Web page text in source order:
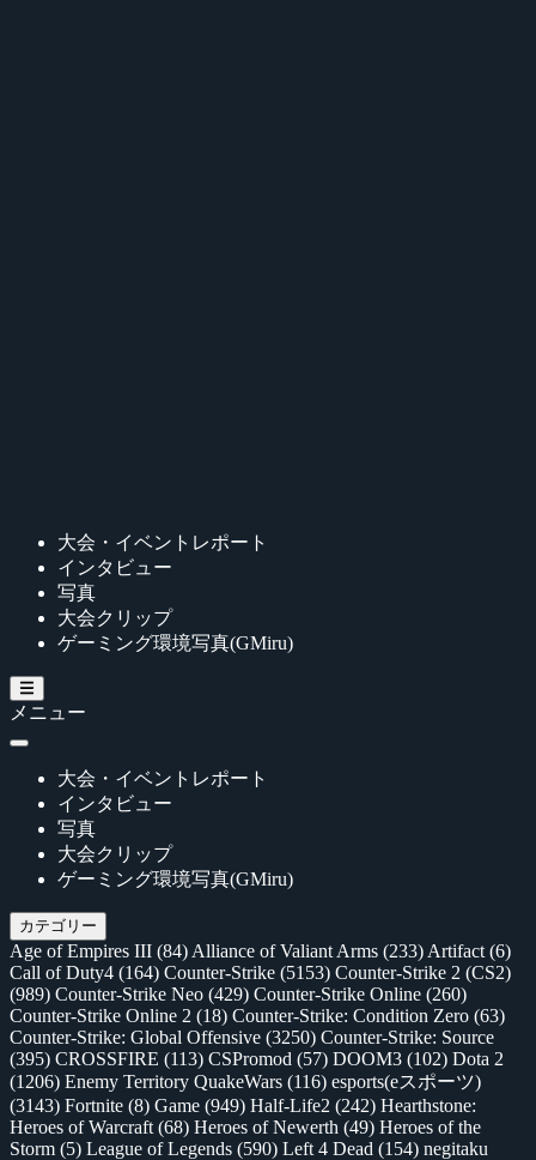
大会・イベントレポート
インタビュー
写真
大会クリップ
ゲーミング環境写真(GMiru)
メニュー
大会・イベントレポート
インタビュー
写真
大会クリップ
ゲーミング環境写真(GMiru)
カテゴリー
Age of Empires III (84) Alliance of Valiant Arms (233) Artifact (6)
Call of Duty4 (164) Counter-Strike (5153) Counter-Strike 2 (CS2)
(989) Counter-Strike Neo (429) Counter-Strike Online (260)
Counter-Strike Online 2 (18) Counter-Strike: Condition Zero (63)
Counter-Strike: Global Offensive (3250) Counter-Strike: Source
(395) CROSSFIRE (113) CSPromod (57) DOOM3 (102) Dota 2
(1206) Enemy Territory QuakeWars (116) esports(eスポーツ)
(3143) Fortnite (8) Game (949) Half-Life2 (242) Hearthstone:
Heroes of Warcraft (68) Heroes of Newerth (49) Heroes of the
Storm (5) League of Legends (590) Left 4 Dead (154) negitaku